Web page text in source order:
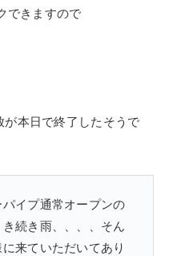
できますので
本日で終了したそうで
イプ通常オープンの
続き雨、、、、そん
来ていただいてあり